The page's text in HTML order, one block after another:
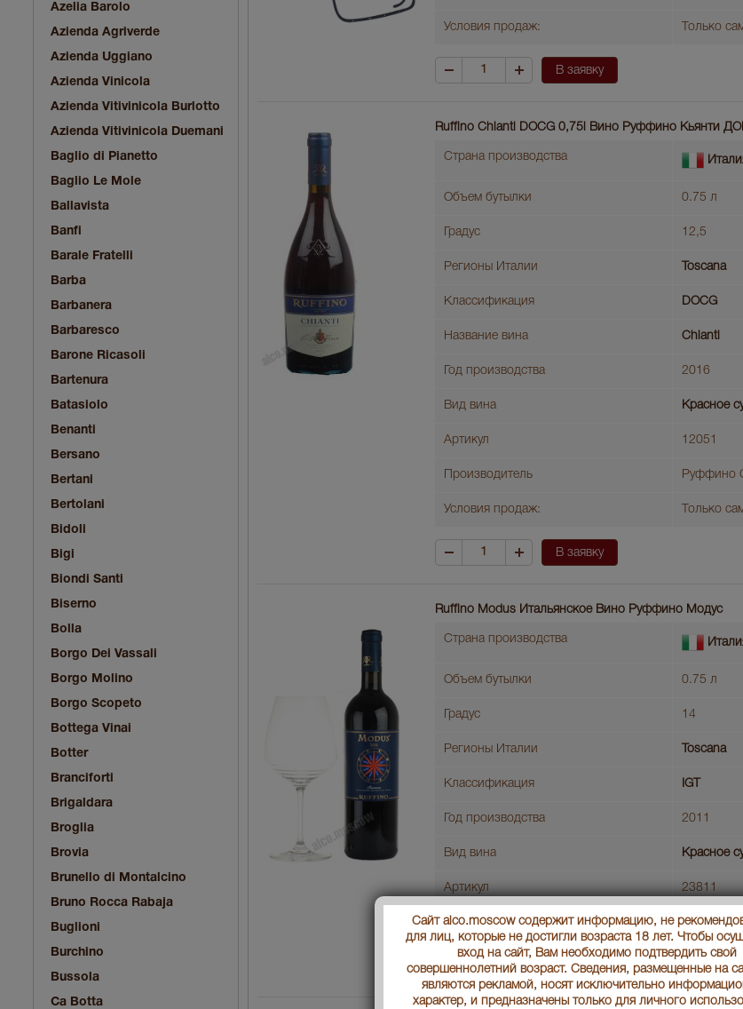
Azelia Barolo
Azienda Agriverde
Azienda Uggiano
Azienda Vinicola
Azienda Vitivinicola Burlotto
Azienda Vitivinicola Duemani
Baglio di Pianetto
Baglio Le Mole
Ballavista
Banfi
Barale Fratelli
Barba
Barbanera
Barbaresco
Barone Ricasoli
Bartenura
Batasiolo
Benanti
Bersano
Bertani
Bertolani
Bidoli
Bigi
Biondi Santi
Biserno
Bolla
Borgo Dei Vassali
Borgo Molino
Borgo Scopeto
Bottega Vinai
Botter
Branciforti
Brigaldara
Broglia
Brovia
Brunello di Montalcino
Bruno Rocca Rabaja
Buglioni
Burchino
Bussola
Ca Botta
Условия продаж: Только
В заявку
Ruffino Сhianti DOCG 0,75l Вино Руффино Кьянти
Страна производства
Объем бутылки 0.75 л
Градус 12,5
Регионы Италии Toscana
Классификация DOCG
Название вина Chianti
Год производства 2016
Вид вина Красное
Артикул 12051
Производитель Руффино
Условия продаж: Только
В заявку
Ruffino Modus Итальянское Вино Руффино Модус
Страна производства
Объем бутылки 0.75 л
Градус 14
Регионы Италии Toscana
Классификация IGT
Год производства 2011
Вид вина Красное
Артикул 23811
Условия продаж: Только
В заявку
Сайт alco.moscow содержит информацию, не
для лиц, которые не достигли возраста 18 лет. Чтобы
вход на сайт, Вам необходимо подтвердить свой
совершеннолетний возраст. Сведения, размещенные на
являются рекламой, носят исключительно
характер, и предназначены только для личного